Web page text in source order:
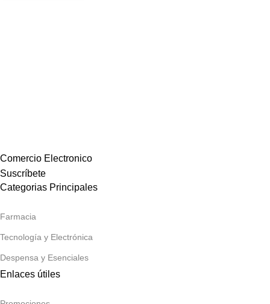
Comercio Electronico
Suscríbete
Categorias Principales
Farmacia
Tecnología y Electrónica
Despensa y Esenciales
Enlaces útiles